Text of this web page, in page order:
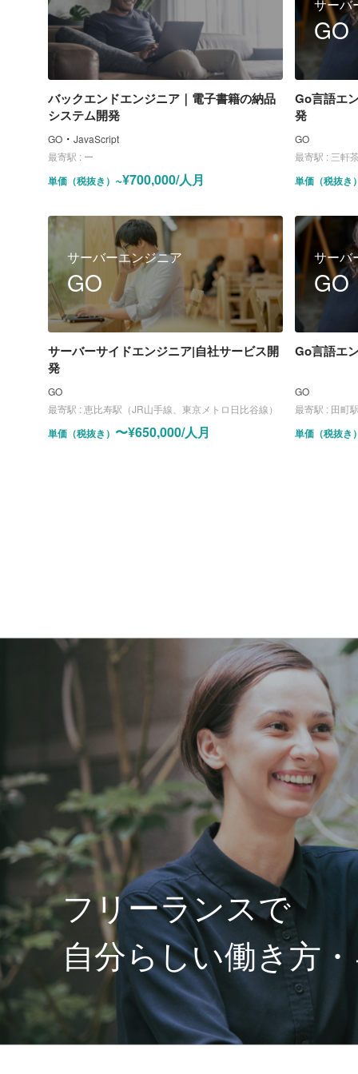
バックエンドエンジニア｜電子書籍の納品
システム開発
GO ・ JavaScript
最寄駅 : ー
単価（税抜き） ~¥700,000/人月
サーバ
GO
Go言語エ
発
GO
最寄駅 : 三軒
単価（税抜き
サーバーエンジニア
GO
サーバーサイドエンジニア|自社サービス開
発
GO
最寄駅 :恵比寿駅（JR山手線、東京メトロ日比谷線）
単価（税抜き） 〜¥650,000/人月
サーバ
GO
Go言語エ
GO
最寄駅 : 田町
単価（税抜き
フリーランスで
自分らしい働き方